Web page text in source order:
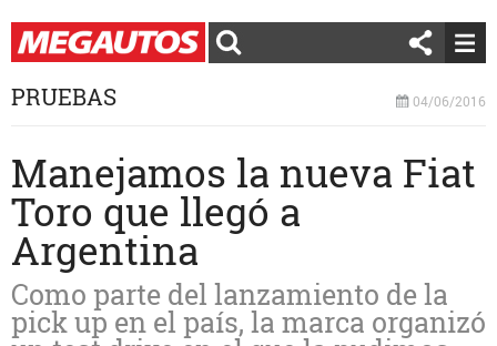
PRUEBAS 04/06/2016
Manejamos la nueva Fiat
Toro que llegó a
Argentina
Como parte del lanzamiento de la
pick up en el país, la marca organizó